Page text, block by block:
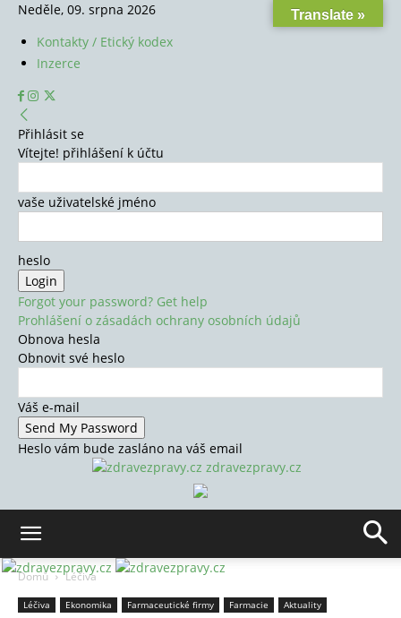
Neděle, 09. srpna 2026
Kontakty / Etický kodex
Inzerce
Přihlásit se
Vítejte! přihlášení k účtu
vaše uživatelské jméno
heslo
Forgot your password? Get help
Prohlášení o zásadách ochrany osobních údajů
Obnova hesla
Obnovit své heslo
Váš e-mail
Heslo vám bude zasláno na váš email
zdravezpravy.cz
Domů Léčiva
Léčiva Ekonomika Farmaceutické firmy Farmacie Aktuality
Translate »